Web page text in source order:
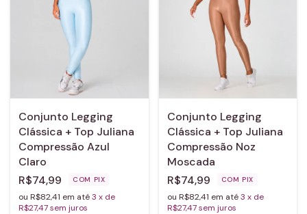
Conjunto Legging
Clássica + Top Juliana
Compressão Azul
Claro
R$74,99
COM PIX
ou R$82,41 em até3 x de
R$27,47sem juros
Conjunto Legging
Clássica + Top Juliana
Compressão Noz
Moscada
R$74,99
COM PIX
ou R$82,41 em até3 x de
R$27,47 sem juros